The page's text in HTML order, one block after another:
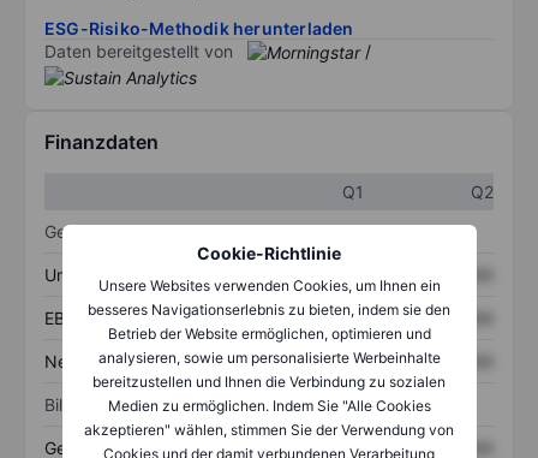
Cookie-Richtlinie
Unsere Websites verwenden Cookies, um Ihnen ein
besseres Navigationserlebnis zu bieten, indem sie den
Betrieb der Website ermöglichen, optimieren und
analysieren, sowie um personalisierte Werbeinhalte
bereitzustellen und Ihnen die Verbindung zu sozialen
Medien zu ermöglichen. Indem Sie "Alle Cookies
akzeptieren" wählen, stimmen Sie der Verwendung von
Cookies und der damit verbundenen Verarbeitung
ESG-Risiko-Methodik herunterladen
Daten bereitgestellt von
/
Finanzdaten
Q1
Q2
Gewinn- und Verlustrechnung
Umsatz
EBITDA XXXXXXX XXXXXXX
Nettoeinkommen XXXXXXX XXXXXXX
Bilanz
Gesamtvermögen XXXXXXX XXXXXXX